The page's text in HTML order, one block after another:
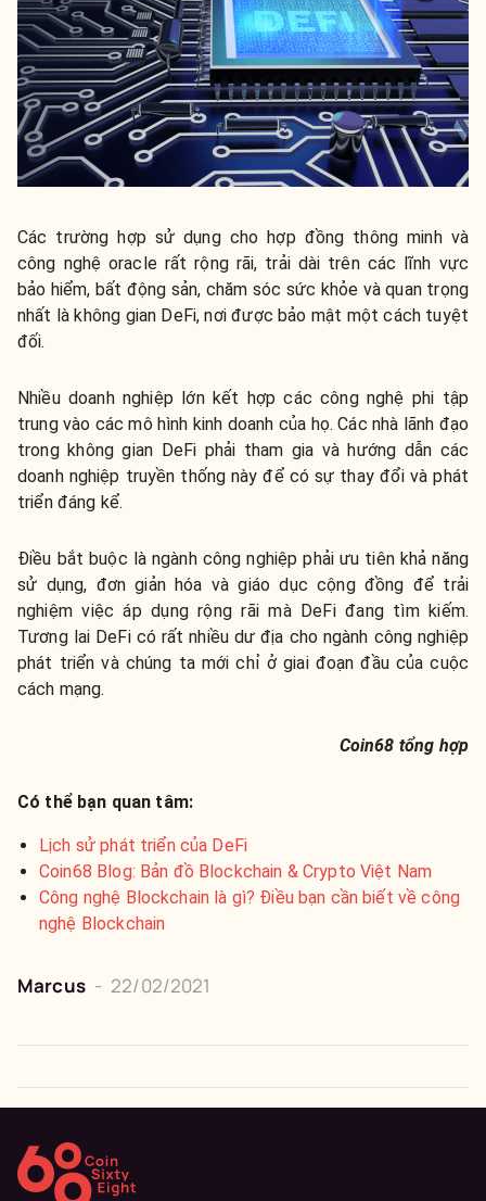
Các trường hợp sử dụng cho hợp đồng thông minh và
công nghệ oracle rất rộng rãi, trải dài trên các lĩnh vực
bảo hiểm, bất động sản, chăm sóc sức khỏe và quan trọng
nhất là không gian DeFi, nơi được bảo mật một cách tuyệt
đối.
Nhiều doanh nghiệp lớn kết hợp các công nghệ phi tập
trung vào các mô hình kinh doanh của họ. Các nhà lãnh đạo
trong không gian DeFi phải tham gia và hướng dẫn các
doanh nghiệp truyền thống này để có sự thay đổi và phát
triển đáng kể.
Điều bắt buộc là ngành công nghiệp phải ưu tiên khả năng
sử dụng, đơn giản hóa và giáo dục cộng đồng để trải
nghiệm việc áp dụng rộng rãi mà DeFi đang tìm kiếm.
Tương lai DeFi có rất nhiều dư địa cho ngành công nghiệp
phát triển và chúng ta mới chỉ ở giai đoạn đầu của cuộc
cách mạng.
Coin68 tổng hợp
Có thể bạn quan tâm:
Lịch sử phát triển của DeFi
Coin68 Blog: Bản đồ Blockchain & Crypto Việt Nam
Công nghệ Blockchain là gì? Điều bạn cần biết về công
nghệ Blockchain
Marcus - 22/02/2021